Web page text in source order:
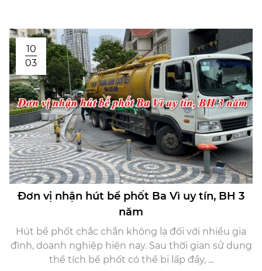
10
03
Đơn vị nhận hút bể phốt Ba Vì uy tín, BH 3
năm
Hút bể phốt chắc chắn không lạ đối với nhiều gia
đình, doanh nghiệp hiện nay. Sau thời gian sử dụng
thể tích bể phốt có thể bị lấp đầy, ...